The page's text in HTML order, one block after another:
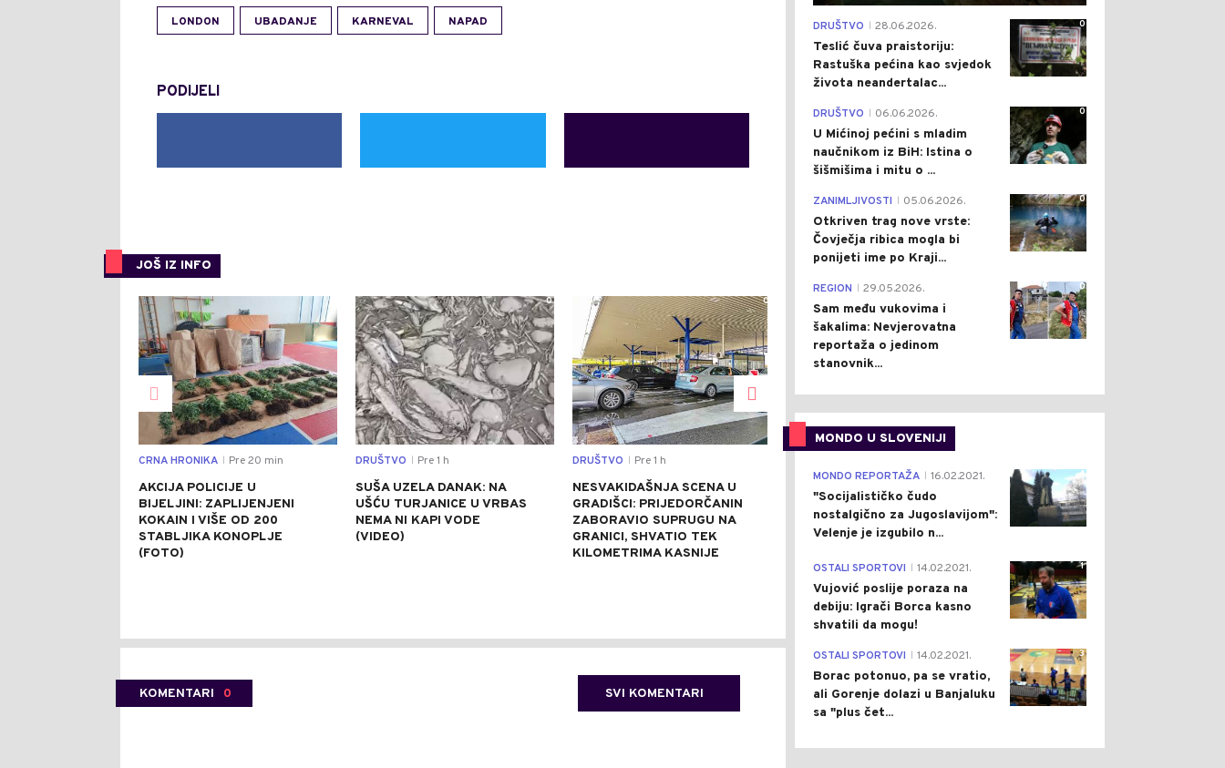
LONDON UBADANJE KARNEVAL NAPAD
PODIJELI
JOŠ IZ INFO
0
CRNA HRONIKA Pre 20 min
AKCIJA POLICIJE U
BIJELJINI: ZAPLIJENJENI
KOKAIN I VIŠE OD 200
STABLJIKA KONOPLJE
(FOTO)
0
DRUŠTVO Pre 1 h
SUŠA UZELA DANAK: NA
UŠĆU TURJANICE U VRBAS
NEMA NI KAPI VODE
(VIDEO)
0
DRUŠTVO Pre 1 h
NESVAKIDAŠNJA SCENA U
GRADIŠCI: PRIJEDORČANIN
ZABORAVIO SUPRUGU NA
GRANICI, SHVATIO TEK
KILOMETRIMA KASNIJE
EKSTREMNO NIZAK
VODOSTAJ IZAZVAO HAOS
NA DUNAVU, DESETINE
BARŽI STOJE USIDRENE
SAOBRAĆAJNI KOLAPS U
BANJALUCI: DUGE KOLONE
VOZILA KOD PRIJEDORSKE
KOMENTARI 0 SVI KOMENTARI
0
DRUŠTVO 28.06.2026.
Teslić čuva praistoriju:
Rastuška pećina kao svjedok
života neandertalac...
0
DRUŠTVO 06.06.2026.
U Mićinoj pećini s mladim
naučnikom iz BiH: Istina o
šišmišima i mitu o ...
0
ZANIMLJIVOSTI 05.06.2026.
Otkriven trag nove vrste:
Čovječja ribica mogla bi
ponijeti ime po Kraji...
0
REGION 29.05.2026.
Sam među vukovima i
šakalima: Nevjerovatna
reportaža o jedinom
stanovnik...
MONDO U SLOVENIJI
4
MONDO REPORTAŽA 16.02.2021.
"Socijalističko čudo
nostalgično za Jugoslavijom":
Velenje je izgubilo n...
1
OSTALI SPORTOVI 14.02.2021.
Vujović poslije poraza na
debiju: Igrači Borca kasno
shvatili da mogu!
3
OSTALI SPORTOVI 14.02.2021.
Borac potonuo, pa se vratio,
ali Gorenje dolazi u Banjaluku
sa "plus čet...